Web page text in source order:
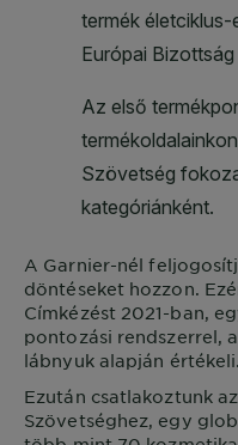
A Garnier-nél
döntéseket hozzon.
Címkézést 2021-ban,
pontozási rendszerrel,
lábnyuk alapján értékeli.
Ezután csatlakoztunk
Szövetséghez, egy